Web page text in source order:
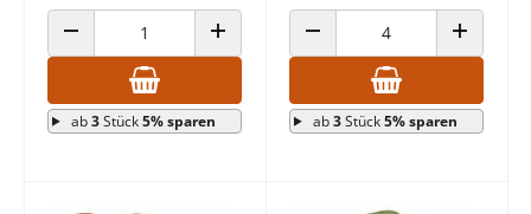
ANZAHL VERRINGERN ANZAHL ERHÖHEN
ab3Stück5% sparen
ANZAHL VERRINGERN ANZAHL
ab3Stück5% sparen